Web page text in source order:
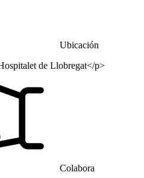
Ubicación
de Llobregat</p>
Colabora